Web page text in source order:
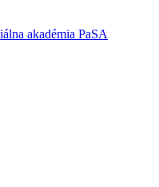
akadémia PaSA